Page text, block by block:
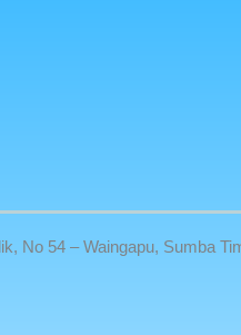
No 54 – Waingapu, Sumba